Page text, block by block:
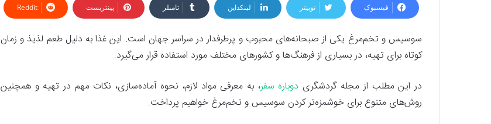
فیسبوک توییتر لینکداین تامبلر پینتریست Reddit
سوسیس و تخم‌مرغ یکی از صبحانه‌های محبوب و پرطرفدار در سراسر جهان است. این غذا به دلیل طعم لذیذ و زمان
کوتاه برای تهیه، در بسیاری از فرهنگ‌ها و کشورهای مختلف مورد استفاده قرار می‌گیرد.
در این مطلب از مجله گردشگری دوباره سفر، به معرفی مواد لازم، نحوه آماده‌سازی، نکات مهم در تهیه و همچنین
روش‌های متنوع برای خوشمزه‌تر کردن سوسیس و تخم‌مرغ خواهیم پرداخت.